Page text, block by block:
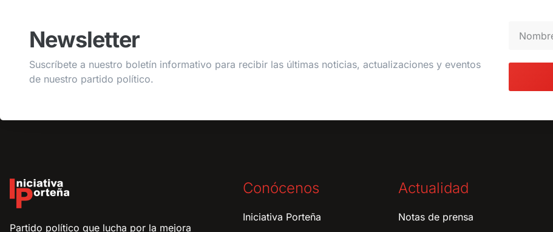
Newsletter
Suscríbete a nuestro boletín informativo para recibir las últimas noticias, actualizaciones y eventos
de nuestro partido político.
Partido político que lucha por la mejora
Conócenos
Iniciativa Porteña
Actualidad
Notas de prensa